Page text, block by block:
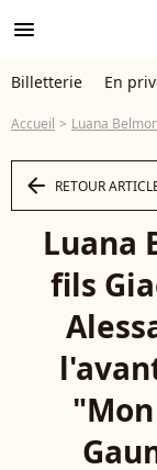
menu
Billetterie En
Accueil Luana
arrow_left RETOUR
Luana
fils